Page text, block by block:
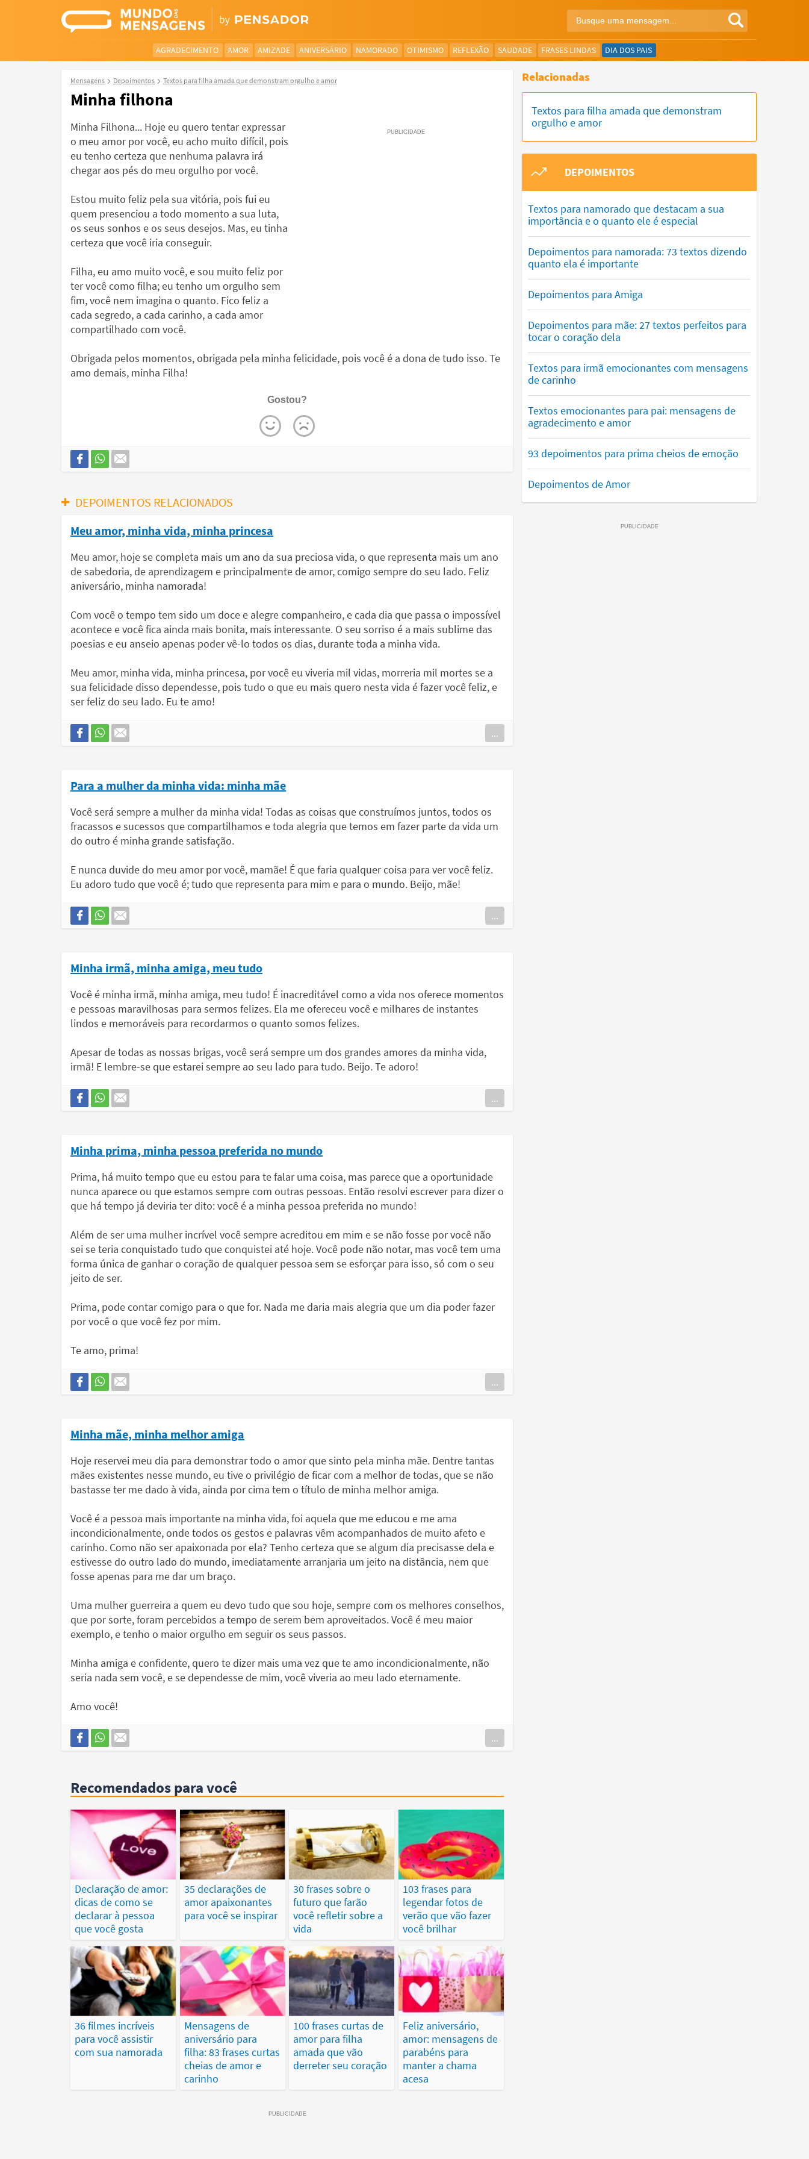
AGRADECIMENTO AMOR AMIZADE ANIVERSÁRIO NAMORADO OTIMISMO REFLEXÃO SAUDADE FRASES LINDAS DIA DOS PAIS
Mensagens Depoimentos Textos para filha amada que demonstram orgulho e amor
Minha filhona
Minha Filhona... Hoje eu quero tentar expressar
o meu amor por você, eu acho muito difícil, pois
eu tenho certeza que nenhuma palavra irá
chegar aos pés do meu orgulho por você.
Estou muito feliz pela sua vitória, pois fui eu
quem presenciou a todo momento a sua luta,
os seus sonhos e os seus desejos. Mas, eu tinha
certeza que você iria conseguir.
Filha, eu amo muito você, e sou muito feliz por
ter você como filha; eu tenho um orgulho sem
fim, você nem imagina o quanto. Fico feliz a
cada segredo, a cada carinho, a cada amor
compartilhado com você.
Obrigada pelos momentos, obrigada pela minha felicidade, pois você é a dona de tudo isso. Te
amo demais, minha Filha!
Gostou?
DEPOIMENTOS RELACIONADOS
Meu amor, minha vida, minha princesa
Meu amor, hoje se completa mais um ano da sua preciosa vida, o que representa mais um ano
de sabedoria, de aprendizagem e principalmente de amor, comigo sempre do seu lado. Feliz
aniversário, minha namorada!
Com você o tempo tem sido um doce e alegre companheiro, e cada dia que passa o impossível
acontece e você fica ainda mais bonita, mais interessante. O seu sorriso é a mais sublime das
poesias e eu anseio apenas poder vê-lo todos os dias, durante toda a minha vida.
Meu amor, minha vida, minha princesa, por você eu viveria mil vidas, morreria mil mortes se a
sua felicidade disso dependesse, pois tudo o que eu mais quero nesta vida é fazer você feliz, e
ser feliz do seu lado. Eu te amo!
...
Para a mulher da minha vida: minha mãe
Você será sempre a mulher da minha vida! Todas as coisas que construímos juntos, todos os
fracassos e sucessos que compartilhamos e toda alegria que temos em fazer parte da vida um
do outro é minha grande satisfação.
E nunca duvide do meu amor por você, mamãe! É que faria qualquer coisa para ver você feliz.
Eu adoro tudo que você é; tudo que representa para mim e para o mundo. Beijo, mãe!
...
Minha irmã, minha amiga, meu tudo
Você é minha irmã, minha amiga, meu tudo! É inacreditável como a vida nos oferece momentos
e pessoas maravilhosas para sermos felizes. Ela me ofereceu você e milhares de instantes
lindos e memoráveis para recordarmos o quanto somos felizes.
Apesar de todas as nossas brigas, você será sempre um dos grandes amores da minha vida,
irmã! E lembre-se que estarei sempre ao seu lado para tudo. Beijo. Te adoro!
...
Minha prima, minha pessoa preferida no mundo
Prima, há muito tempo que eu estou para te falar uma coisa, mas parece que a oportunidade
nunca aparece ou que estamos sempre com outras pessoas. Então resolvi escrever para dizer o
que há tempo já deviria ter dito: você é a minha pessoa preferida no mundo!
Além de ser uma mulher incrível você sempre acreditou em mim e se não fosse por você não
sei se teria conquistado tudo que conquistei até hoje. Você pode não notar, mas você tem uma
forma única de ganhar o coração de qualquer pessoa sem se esforçar para isso, só com o seu
jeito de ser.
Prima, pode contar comigo para o que for. Nada me daria mais alegria que um dia poder fazer
por você o que você fez por mim.
Te amo, prima!
...
Minha mãe, minha melhor amiga
Hoje reservei meu dia para demonstrar todo o amor que sinto pela minha mãe. Dentre tantas
mães existentes nesse mundo, eu tive o privilégio de ficar com a melhor de todas, que se não
bastasse ter me dado à vida, ainda por cima tem o título de minha melhor amiga.
Você é a pessoa mais importante na minha vida, foi aquela que me educou e me ama
incondicionalmente, onde todos os gestos e palavras vêm acompanhados de muito afeto e
carinho. Como não ser apaixonada por ela? Tenho certeza que se algum dia precisasse dela e
estivesse do outro lado do mundo, imediatamente arranjaria um jeito na distância, nem que
fosse apenas para me dar um braço.
Uma mulher guerreira a quem eu devo tudo que sou hoje, sempre com os melhores conselhos,
que por sorte, foram percebidos a tempo de serem bem aproveitados. Você é meu maior
exemplo, e tenho o maior orgulho em seguir os seus passos.
Minha amiga e confidente, quero te dizer mais uma vez que te amo incondicionalmente, não
seria nada sem você, e se dependesse de mim, você viveria ao meu lado eternamente.
Amo você!
...
Recomendados para você
Declaração de amor:
dicas de como se
declarar à pessoa
que você gosta
35 declarações de
amor apaixonantes
para você se inspirar
30 frases sobre o
futuro que farão
você refletir sobre a
vida
103 frases para
legendar fotos de
verão que vão fazer
você brilhar
36 filmes incríveis
para você assistir
com sua namorada
Mensagens de
aniversário para
filha: 83 frases curtas
cheias de amor e
carinho
100 frases curtas de
amor para filha
amada que vão
derreter seu coração
Feliz aniversário,
amor: mensagens de
parabéns para
manter a chama
acesa
Relacionadas
Textos para filha amada que demonstram
orgulho e amor
DEPOIMENTOS
Textos para namorado que destacam a sua
importância e o quanto ele é especial
Depoimentos para namorada: 73 textos dizendo
quanto ela é importante
Depoimentos para Amiga
Depoimentos para mãe: 27 textos perfeitos para
tocar o coração dela
Textos para irmã emocionantes com mensagens
de carinho
Textos emocionantes para pai: mensagens de
agradecimento e amor
93 depoimentos para prima cheios de emoção
Depoimentos de Amor